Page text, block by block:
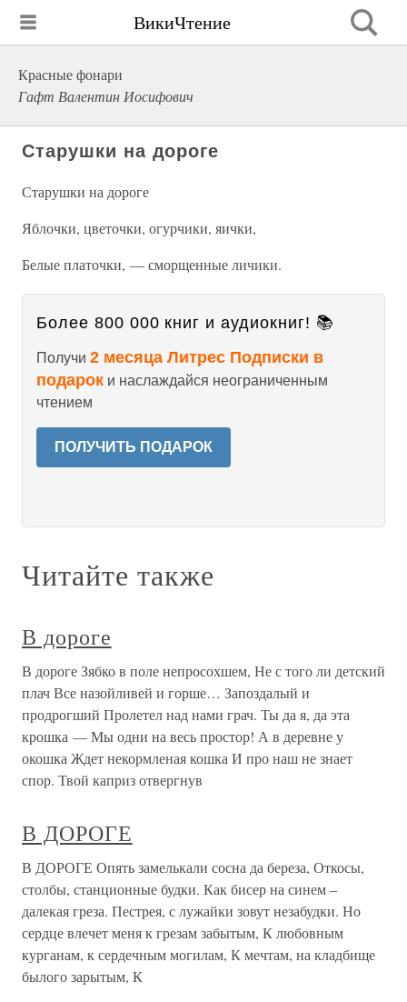
ВикиЧтение
Красные фонари
Гафт Валентин Иосифович
Старушки на дороге
Старушки на дороге
Яблочки, цветочки, огурчики, яички,
Белые платочки, — сморщенные личики.
Более 800 000 книг и аудиокниг! 📚
Получи 2 месяца Литрес Подписки в
подарок и наслаждайся неограниченным
чтением
ПОЛУЧИТЬ ПОДАРОК
Читайте также
В дороге
В дороге Зябко в поле непросохшем, Не с того ли детский
плач Все назойливей и горше… Запоздалый и
продрогший Пролетел над нами грач. Ты да я, да эта
крошка — Мы одни на весь простор! А в деревне у
окошка Ждет некормленая кошка И про наш не знает
спор. Твой каприз отвергнув
В ДОРОГЕ
В ДОРОГЕ Опять замелькали сосна да береза, Откосы,
столбы, станционные будки. Как бисер на синем –
далекая греза. Пестрея, с лужайки зовут незабудки. Но
сердце влечет меня к грезам забытым, К любовным
курганам, к сердечным могилам, К мечтам, на кладбище
былого зарытым, К